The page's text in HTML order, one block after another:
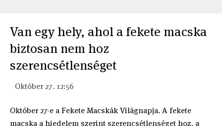
Van egy hely, ahol a fekete macska
biztosan nem hoz
szerencsétlenséget
Október 27. 12:56
Október 27-e a Fekete Macskák Világnapja. A fekete
macska a hiedelem szerint szerencsétlenséget hoz, a